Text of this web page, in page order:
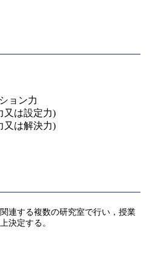
ョン力
又は設定力)
又は解決力)
連する複数の研究室で行い，授業
決定する。